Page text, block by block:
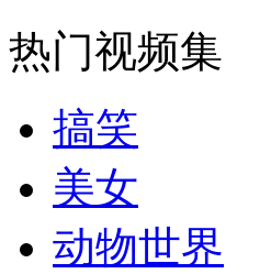
山西运城恶犬咬伤多人 警民
女孩北京地铁殴打老人 痛下
无痛分娩是否安全 医生回应
热门视频集
搞笑
美女
动物世界